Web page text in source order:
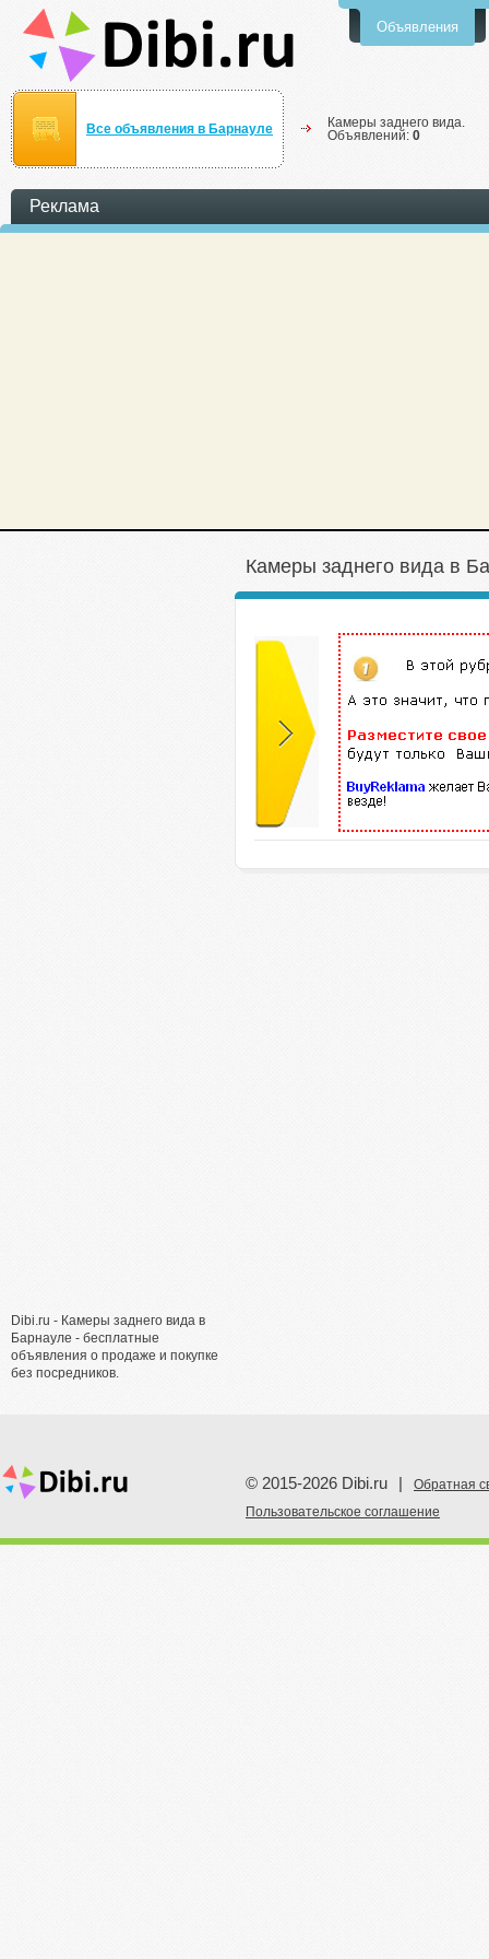
Объявления
Все объявления в Барнауле
Камеры заднего вида.
Объявлений: 0
Реклама
Dibi.ru - Камеры заднего вида в
Барнауле - бесплатные
объявления о продаже и покупке
без посредников.
Камеры заднего вида в
© 2015-2026 Dibi.ru
Обратная
Пoльзовательское соглашение